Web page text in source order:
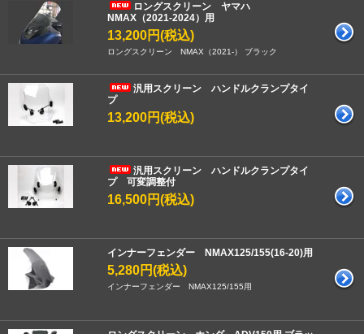
ロングスクリーン ヤマハ
NMAX（2021-2024）用
13,200円(税込)
ロングスクリーン NMAX（2021-） ブラック
汎用スクリーン ハンドルクランプタイ
プ
13,200円(税込)
汎用スクリーン ハンドルクランプタイ
プ 可変調整付
16,500円(税込)
インナーフェンダー NMAX125/155(16-20)用
5,280円(税込)
インナーフェンダー NMAX125/155用